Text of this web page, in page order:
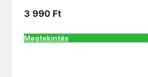
3 990 Ft
Megtekintés